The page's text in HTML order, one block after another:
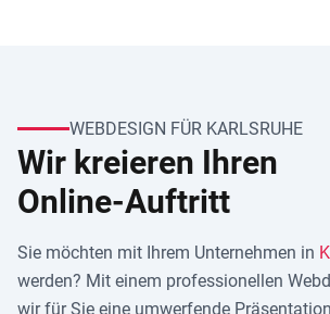
WEBDESIGN FÜR KARLSRUHE
Wir kreieren Ihren
Online-Auftritt
Sie möchten mit Ihrem Unternehmen in
werden? Mit einem professionellen
wir für Sie eine umwerfende